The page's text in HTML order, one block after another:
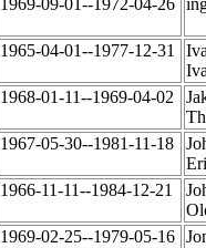
1969-09-01--1972-04-26
1965-04-01--1977-12-31
1968-01-11--1969-04-02
1967-05-30--1981-11-18
1966-11-11--1984-12-21
1969-02-25--1979-05-16